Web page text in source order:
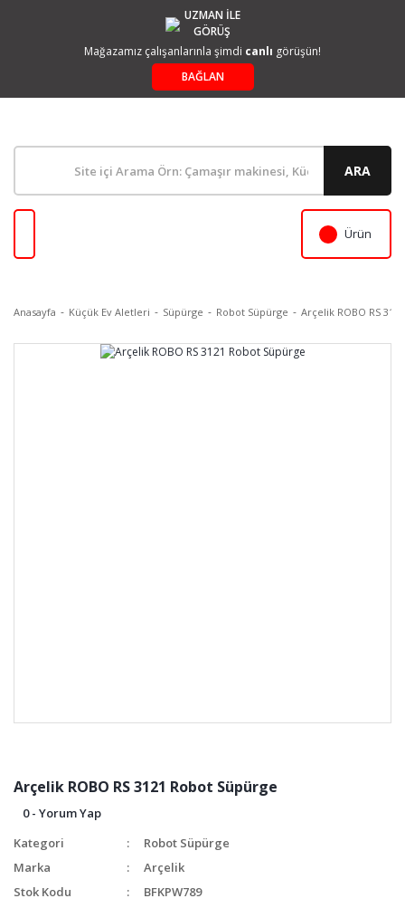
UZMAN İLE
GÖRÜŞ
Mağazamız çalışanlarınla şimdi canlı görüşün!
BAĞLAN
ARA
Ürün
Anasayfa Küçük Ev Aletleri Süpürge Robot Süpürge Arçelik ROBO RS
Arçelik ROBO RS 3121 Robot Süpürge
0 - Yorum Yap
Kategori
Robot Süpürge
Marka
Arçelik
Stok Kodu
BFKPW789